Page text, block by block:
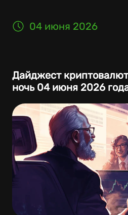
04 июня 2026
Дайджест
ночь 04 июня 2026